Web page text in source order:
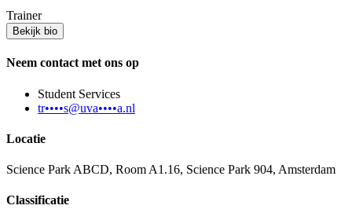
Trainer
Bekijk bio
Neem contact met ons op
Student Services
tr••••s@uva••••a.nl
Locatie
Science Park ABCD, Room A1.16, Science Park 904, Amsterdam
Classificatie